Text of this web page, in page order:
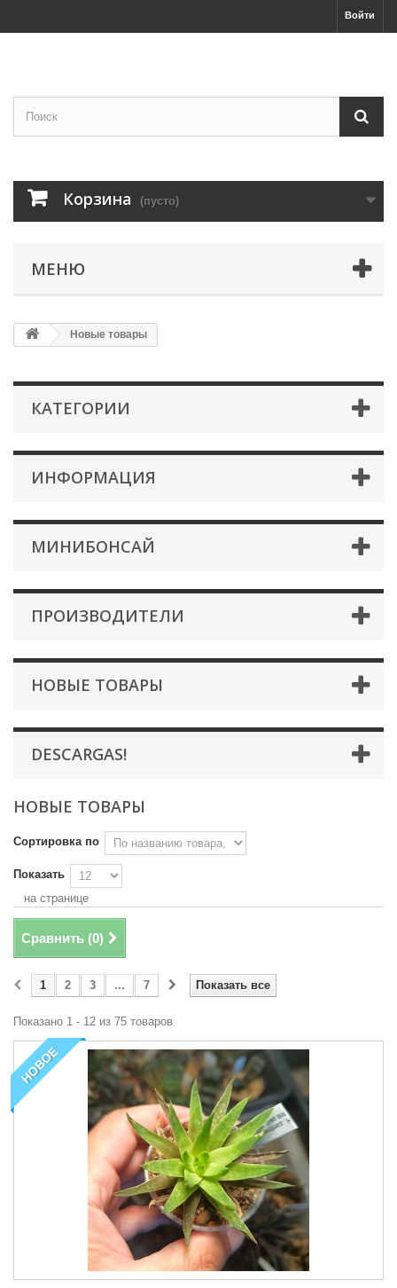
Войти
Корзина (пусто)
МЕНЮ
Новые товары
КАТЕГОРИИ
ИНФОРМАЦИЯ
МИНИБОНСАЙ
ПРОИЗВОДИТЕЛИ
НОВЫЕ ТОВАРЫ
DESCARGAS!
НОВЫЕ ТОВАРЫ
Сортировка по
Показать
на странице
Сравнить (0)
Показать все
1 2 3 ... 7
Показано 1 - 12 из 75 товаров
НОВОЕ